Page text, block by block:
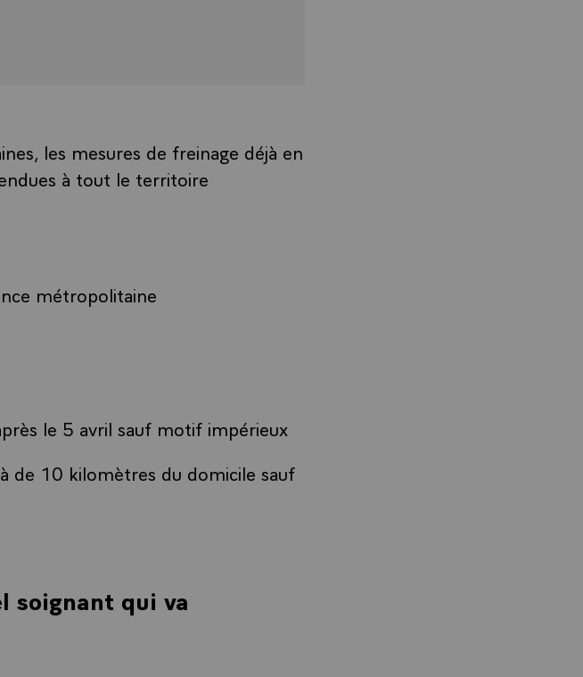
les mesures de freinage déjà en
à tout le territoire
métropolitaine
le 5 avril sauf motif impérieux
de 10 kilomètres du domicile sauf
soignant qui va